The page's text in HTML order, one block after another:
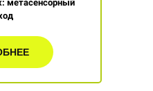
метасенсорный